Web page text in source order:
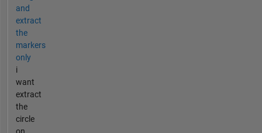
and
extract
the
markers
only
i
want
extract
the
circle